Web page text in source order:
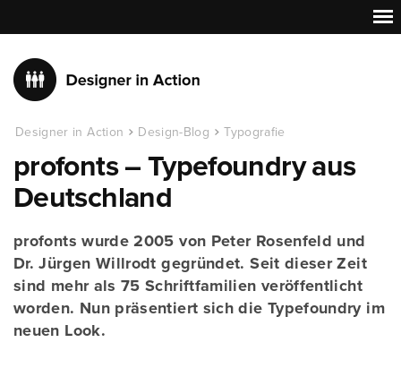
Designer in Action Design-Blog Typografie
profonts – Typefoundry aus
Deutschland
profonts wurde 2005 von Peter Rosenfeld und
Dr. Jürgen Willrodt gegründet. Seit dieser Zeit
sind mehr als 75 Schriftfamilien veröffentlicht
worden. Nun präsentiert sich die Typefoundry im
neuen Look.